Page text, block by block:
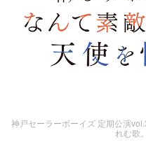
神戸セーラーボーイズ 定期公演
れむ歌